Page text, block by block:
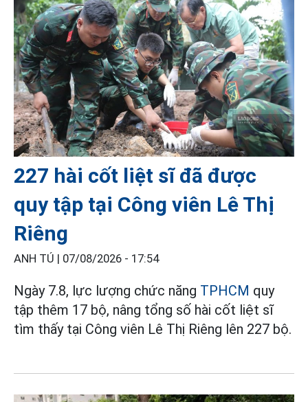
227 hài cốt liệt sĩ đã được
quy tập tại Công viên Lê Thị
Riêng
ANH TÚ | 07/08/2026 - 17:54
Ngày 7.8, lực lượng chức năng TPHCM quy
tập thêm 17 bộ, nâng tổng số hài cốt liệt sĩ
tìm thấy tại Công viên Lê Thị Riêng lên 227 bộ.